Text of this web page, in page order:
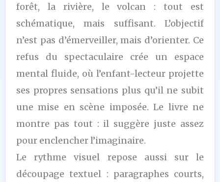
forêt, la rivière, le volcan : tout est
schématique, mais suffisant. L’objectif
n’est pas d’émerveiller, mais d’orienter. Ce
refus du spectaculaire crée un espace
mental fluide, où l’enfant-lecteur projette
ses propres sensations plus qu’il ne subit
une mise en scène imposée. Le livre ne
montre pas tout : il suggère juste assez
pour enclencher l’imaginaire.
Le rythme visuel repose aussi sur le
découpage textuel : paragraphes courts,